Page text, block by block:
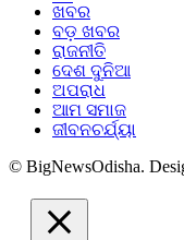
ଖବର
ବଡ଼ ଖବର
ରାଜନୀତି
ଦେଶ ଦୁନିଆ
ଅପରାଧ
ଆମ ସମାଜ
ଜୀବନଚର୍ଯ୍ୟା
© BigNewsOdisha.